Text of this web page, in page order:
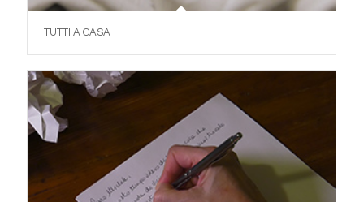
TUTTI A CASA